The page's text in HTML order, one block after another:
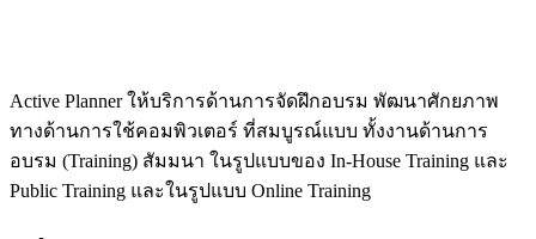
Active Planner ให้บริการด้านการจัดฝึกอบรม พัฒนาศักยภาพ
ทางด้านการใช้คอมพิวเตอร์ ที่สมบูรณ์แบบ ทั้งงานด้านการ
อบรม (Training) สัมมนา ในรูปแบบของ In-House Training และ
Public Training และในรูปแบบ Online Training